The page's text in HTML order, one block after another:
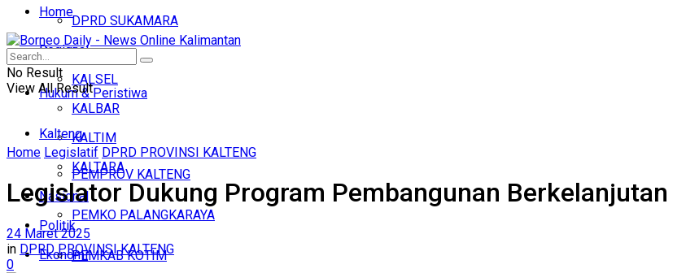
DPRD SUKAMARA
Regional
KALSEL
KALBAR
KALTIM
KALTARA
Nasional
Politik
Ekonomi
Home
Headline
Hukum & Peristiwa
Kalteng
PEMPROV KALTENG
PEMKO PALANGKARAYA
PEMKAB KOTIM
No Result
View All Result
Home Legislatif DPRD PROVINSI KALTENG
Legislator Dukung Program Pembangunan Berkelanjutan
24 Maret 2025
in DPRD PROVINSI KALTENG
0